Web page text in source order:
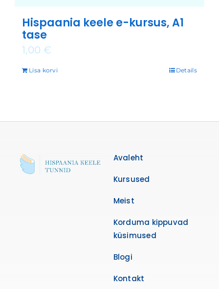
Hispaania keele e-kursus, A1
tase
1,00 €
Lisa korvi Details
Avaleht
Kursused
Meist
Korduma kippuvad
küsimused
Blogi
Kontakt